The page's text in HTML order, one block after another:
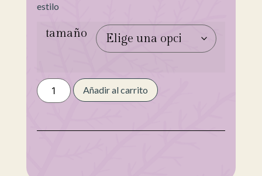
estilo
tamaño
Añadir al carrito